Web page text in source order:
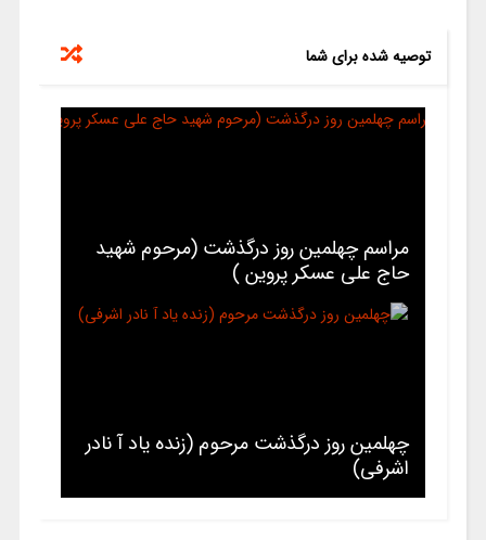
توصیه شده برای شما
مراسم چهلمین روز درگذشت (مرحوم شهید
حاج علی عسکر پروین )
چهلمین روز درگذشت مرحوم (زنده یاد آ نادر
اشرفی)